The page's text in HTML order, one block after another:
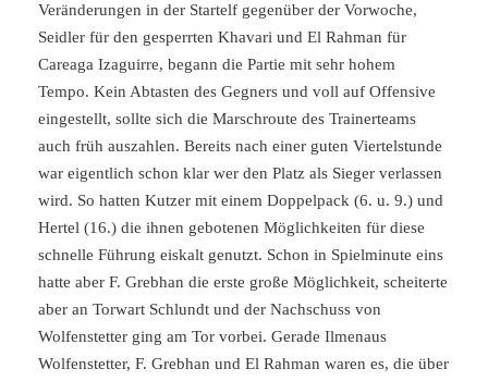
Veränderungen in der Startelf gegenüber der Vorwoche,
Seidler für den gesperrten Khavari und El Rahman für
Careaga Izaguirre, begann die Partie mit sehr hohem
Tempo. Kein Abtasten des Gegners und voll auf Offensive
eingestellt, sollte sich die Marschroute des Trainerteams
auch früh auszahlen. Bereits nach einer guten Viertelstunde
war eigentlich schon klar wer den Platz als Sieger verlassen
wird. So hatten Kutzer mit einem Doppelpack (6. u. 9.) und
Hertel (16.) die ihnen gebotenen Möglichkeiten für diese
schnelle Führung eiskalt genutzt. Schon in Spielminute eins
hatte aber F. Grebhan die erste große Möglichkeit, scheiterte
aber an Torwart Schlundt und der Nachschuss von
Wolfenstetter ging am Tor vorbei. Gerade Ilmenaus
Wolfenstetter, F. Grebhan und El Rahman waren es, die über